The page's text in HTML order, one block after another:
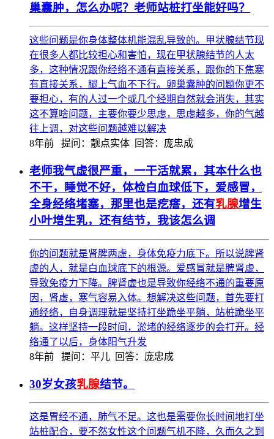
巢囊肿，怎么办呢？老师站桩打坐能好吗？
这些问题是你身体整体机能混乱导致的。甲状腺结节现
在很多人都比较担心和害怕，现在甲状腺结节的人太
多，这种情况跟你经络不通有直接关系，跟你的下焦寒
有直接关系，腿上气血不下行。卵巢囊肿的问题你更不
要担心，有的人过一个或几个经期自然就会消失，其实
这不算啥问题，主要你要少思虑，思虑越多，你的气越
往上调，对这些问题越难以解决
8年前 提问：靓点实体 回答：庞忠成
老师我气虚很严重，一干活就累，其本什么也
不干，睡觉不好，体检白血球低下，爱感冒，
全身经络堵塞，那里也是疙瘩，还有乳腺增生
小叶增生乳，还有结节，我该怎么调
你的问题就是肾脾两虚，身体免疫力底下。所以说脾肾
虚的人，就是白血球底下的根源。爱感冒就是脾肾虚，
导致免疫力下降。脾肾虚也是导致你经络不通的重要原
因，肾虚，寒气容易入体。想解决这些问题，首先要打
通经络，自身调理就是坚持打坐跪坐平躺，站桩跪坐平
躺。这样坚持一段时间，淤堵的经络逐步的会打开。经
络通了以后，身体阳气升发
8年前 提问：平儿 回答：庞忠成
30岁女孩乳腺结节。
这是胃经不通，肺气不足。这也是需要你长时间地打坐
站桩配合，要不然女性这个问题气机不降，久而久之到